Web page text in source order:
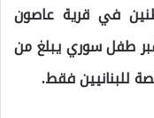
في قرية عاصون
قبر طفل سوري يبلغ من